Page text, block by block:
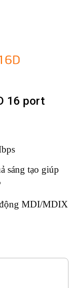
16 port
sáng tạo giúp
MDI/MDIX